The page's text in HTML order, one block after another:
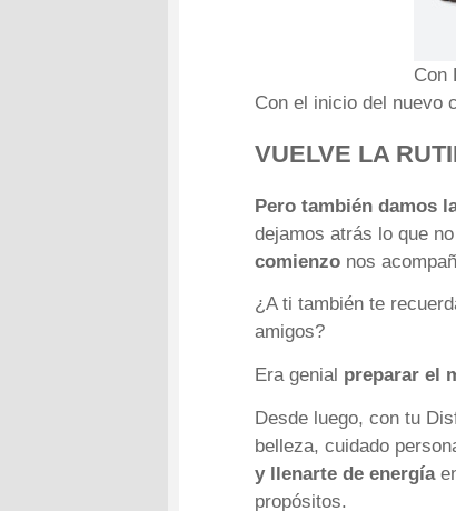
Con
Con el inicio del nuevo
VUELVE LA
Pero también damos
dejamos atrás lo que
comienzo nos
¿A ti también te
amigos?
Era genial preparar el
Desde luego, con tu
belleza, cuidado
y llenarte de energía
propósitos.